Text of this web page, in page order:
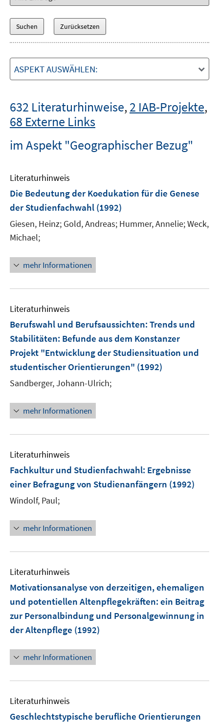
ASPEKT AUSWÄHLEN:
632 Literaturhinweise,2 IAB-Projekte,
68 Externe Links
im Aspekt "Geographischer Bezug"
Literaturhinweis
Die Bedeutung der Koedukation für die Genese
der Studienfachwahl (1992)
Giesen, Heinz; Gold, Andreas; Hummer, Annelie;Weck,
Michael;
mehr Informationen
Literaturhinweis
Berufswahl und Berufsaussichten: Trends und
Stabilitäten: Befunde aus dem Konstanzer
Projekt "Entwicklung der Studiensituation und
studentischer Orientierungen" (1992)
Sandberger, Johann-Ulrich;
mehr Informationen
Literaturhinweis
Fachkultur und Studienfachwahl: Ergebnisse
einer Befragung von Studienanfängern (1992)
Windolf, Paul;
mehr Informationen
Literaturhinweis
Motivationsanalyse von derzeitigen, ehemaligen
und potentiellen Altenpflegekräften: ein Beitrag
zur Personalbindung und Personalgewinnung in
der Altenpflege (1992)
mehr Informationen
Literaturhinweis
Geschlechtstypische berufliche Orientierungen